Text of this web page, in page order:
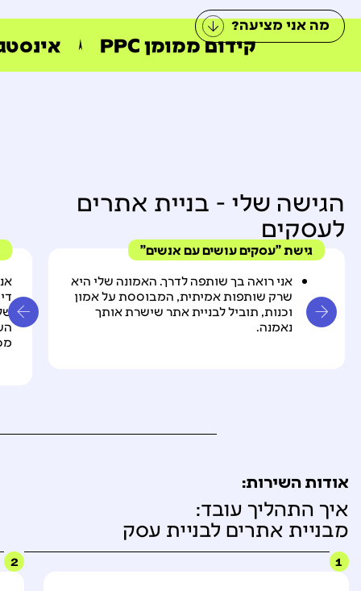
מה אני מציעה?
קידום ממומן PPC
הגישה שלי - בניית אתרים
לעסקים
גישת "עסקים עושים עם אנשים"
אני רואה בך שותפה לדרך. האמונה שלי היא
שרק שותפות אמיתית, המבוססת על אמון
וכנות, תוביל לבניית אתר שישרת אותך
נאמנה.
אודות השירות:
איך התהליך עובד:
מבניית אתרים לבניית עסק
1
2